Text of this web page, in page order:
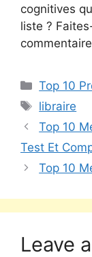
cognitives
liste ?
Top 10
libraire
Top 10
Test Et
Top 10
Leave